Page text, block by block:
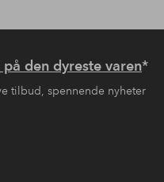
den dyreste varen*
tilbud, spennende nyheter